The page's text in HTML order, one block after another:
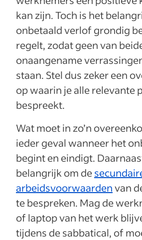
kan zijn. Toch is het
onbetaald verlof grondig
regelt, zodat geen van
onaangename
staan. Stel dus zeker een
op waarin je alle relevante
bespreekt.
Wat moet in zo’n
ieder geval wanneer het
begint en eindigt.
belangrijk om de
arbeidsvoorwaardenvan
te bespreken. Mag de
of laptop van het werk
tijdens de sabbatical, of